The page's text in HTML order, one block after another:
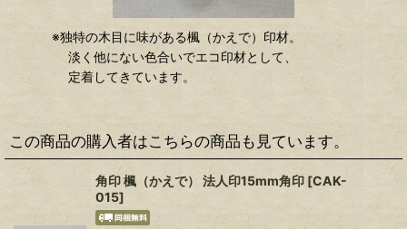
※独特の木目に味がある楓（かえで）印材。
淡く他にない色合いでエコ印材として、
定着してきています。
この商品の購入者はこちらの商品も見ています。
角印 楓（かえで） 法人印15mm角印 [CAK-
015]